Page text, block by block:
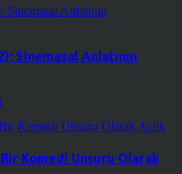
Sinemasal Anlatının
Komedi Unsuru Olarak